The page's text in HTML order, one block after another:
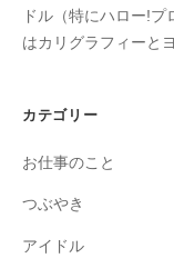
ドル（特にハロー!
はカリグラフィーとヨ
カテゴリー
お仕事のこと
つぶやき
アイドル